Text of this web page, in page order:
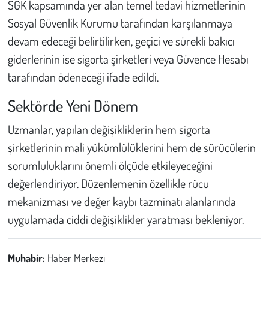
SGK kapsamında yer alan temel tedavi hizmetlerinin
Sosyal Güvenlik Kurumu tarafından karşılanmaya
devam edeceği belirtilirken, geçici ve sürekli bakıcı
giderlerinin ise sigorta şirketleri veya Güvence Hesabı
tarafından ödeneceği ifade edildi.
Sektörde Yeni Dönem
Uzmanlar, yapılan değişikliklerin hem sigorta
şirketlerinin mali yükümlülüklerini hem de sürücülerin
sorumluluklarını önemli ölçüde etkileyeceğini
değerlendiriyor. Düzenlemenin özellikle rücu
mekanizması ve değer kaybı tazminatı alanlarında
uygulamada ciddi değişiklikler yaratması bekleniyor.
Muhabir: Haber Merkezi